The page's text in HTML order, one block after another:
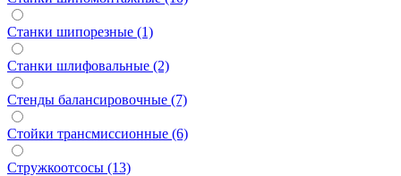
Станки шипорезные (1)
Станки шлифовальные (2)
Стенды балансировочные (7)
Стойки трансмиссионные (6)
Стружкоотсосы (13)